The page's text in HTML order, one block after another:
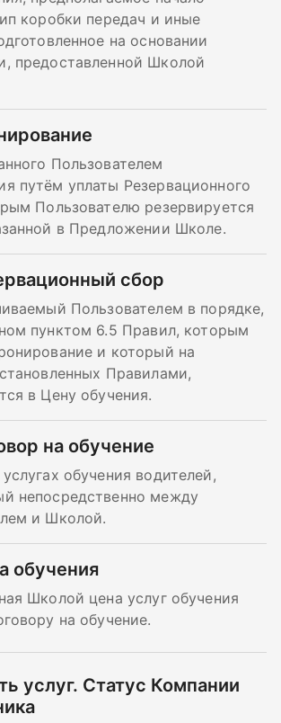
коробки передач и иные
на основании
предоставленной Школой
Пользователем
путём уплаты Резервационного
Пользователю резервируется
в Предложении Школе.
сбор
Пользователем в порядке,
пунктом 6.5 Правил, которым
и который на
Правилами,
в Цену обучения.
на обучение
обучения водителей,
непосредственно между
и Школой.
обучения
Школой цена услуг обучения
на обучение.
услуг. Статус Компании